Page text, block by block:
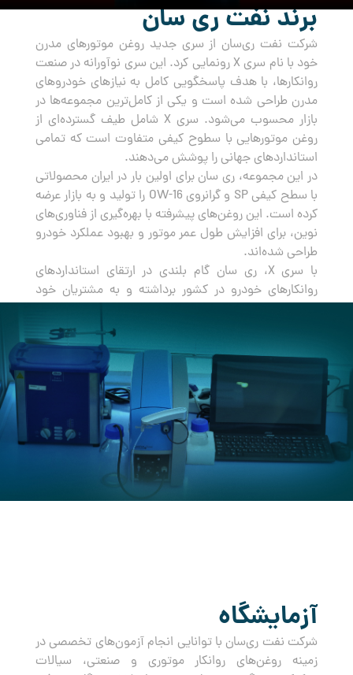
برند نفت ری سان
شرکت نفت ری‌سان از سری جدید روغن‌ موتورهای مدرن
خود با نام سری X رونمایی کرد. این سری نوآورانه در صنعت
روانکارها، با هدف پاسخگویی کامل به نیازهای خودروهای
مدرن طراحی شده است و یکی از کامل‌ترین مجموعه‌ها در
بازار محسوب می‌شود. سری X شامل طیف گسترده‌ای از
روغن‌ موتورهایی با سطوح کیفی متفاوت است که تمامی
استانداردهای جهانی را پوشش می‌دهند.
در این مجموعه، ری سان برای اولین بار در ایران محصولاتی
با سطح کیفی SP و گرانروی OW-16 را تولید و به بازار عرضه
کرده است. این روغن‌های پیشرفته با بهره‌گیری از فناوری‌های
نوین، برای افزایش طول عمر موتور و بهبود عملکرد خودرو
طراحی شده‌اند.
با سری X، ری سان گام بلندی در ارتقای استانداردهای
روانکارهای خودرو در کشور برداشته و به مشتریان خود
آزمایشگاه
شرکت نفت ری‌سان با توانایی انجام آزمون‌های تخصصی در
زمینه روغن‌های روانکار موتوری و صنعتی، سیالات